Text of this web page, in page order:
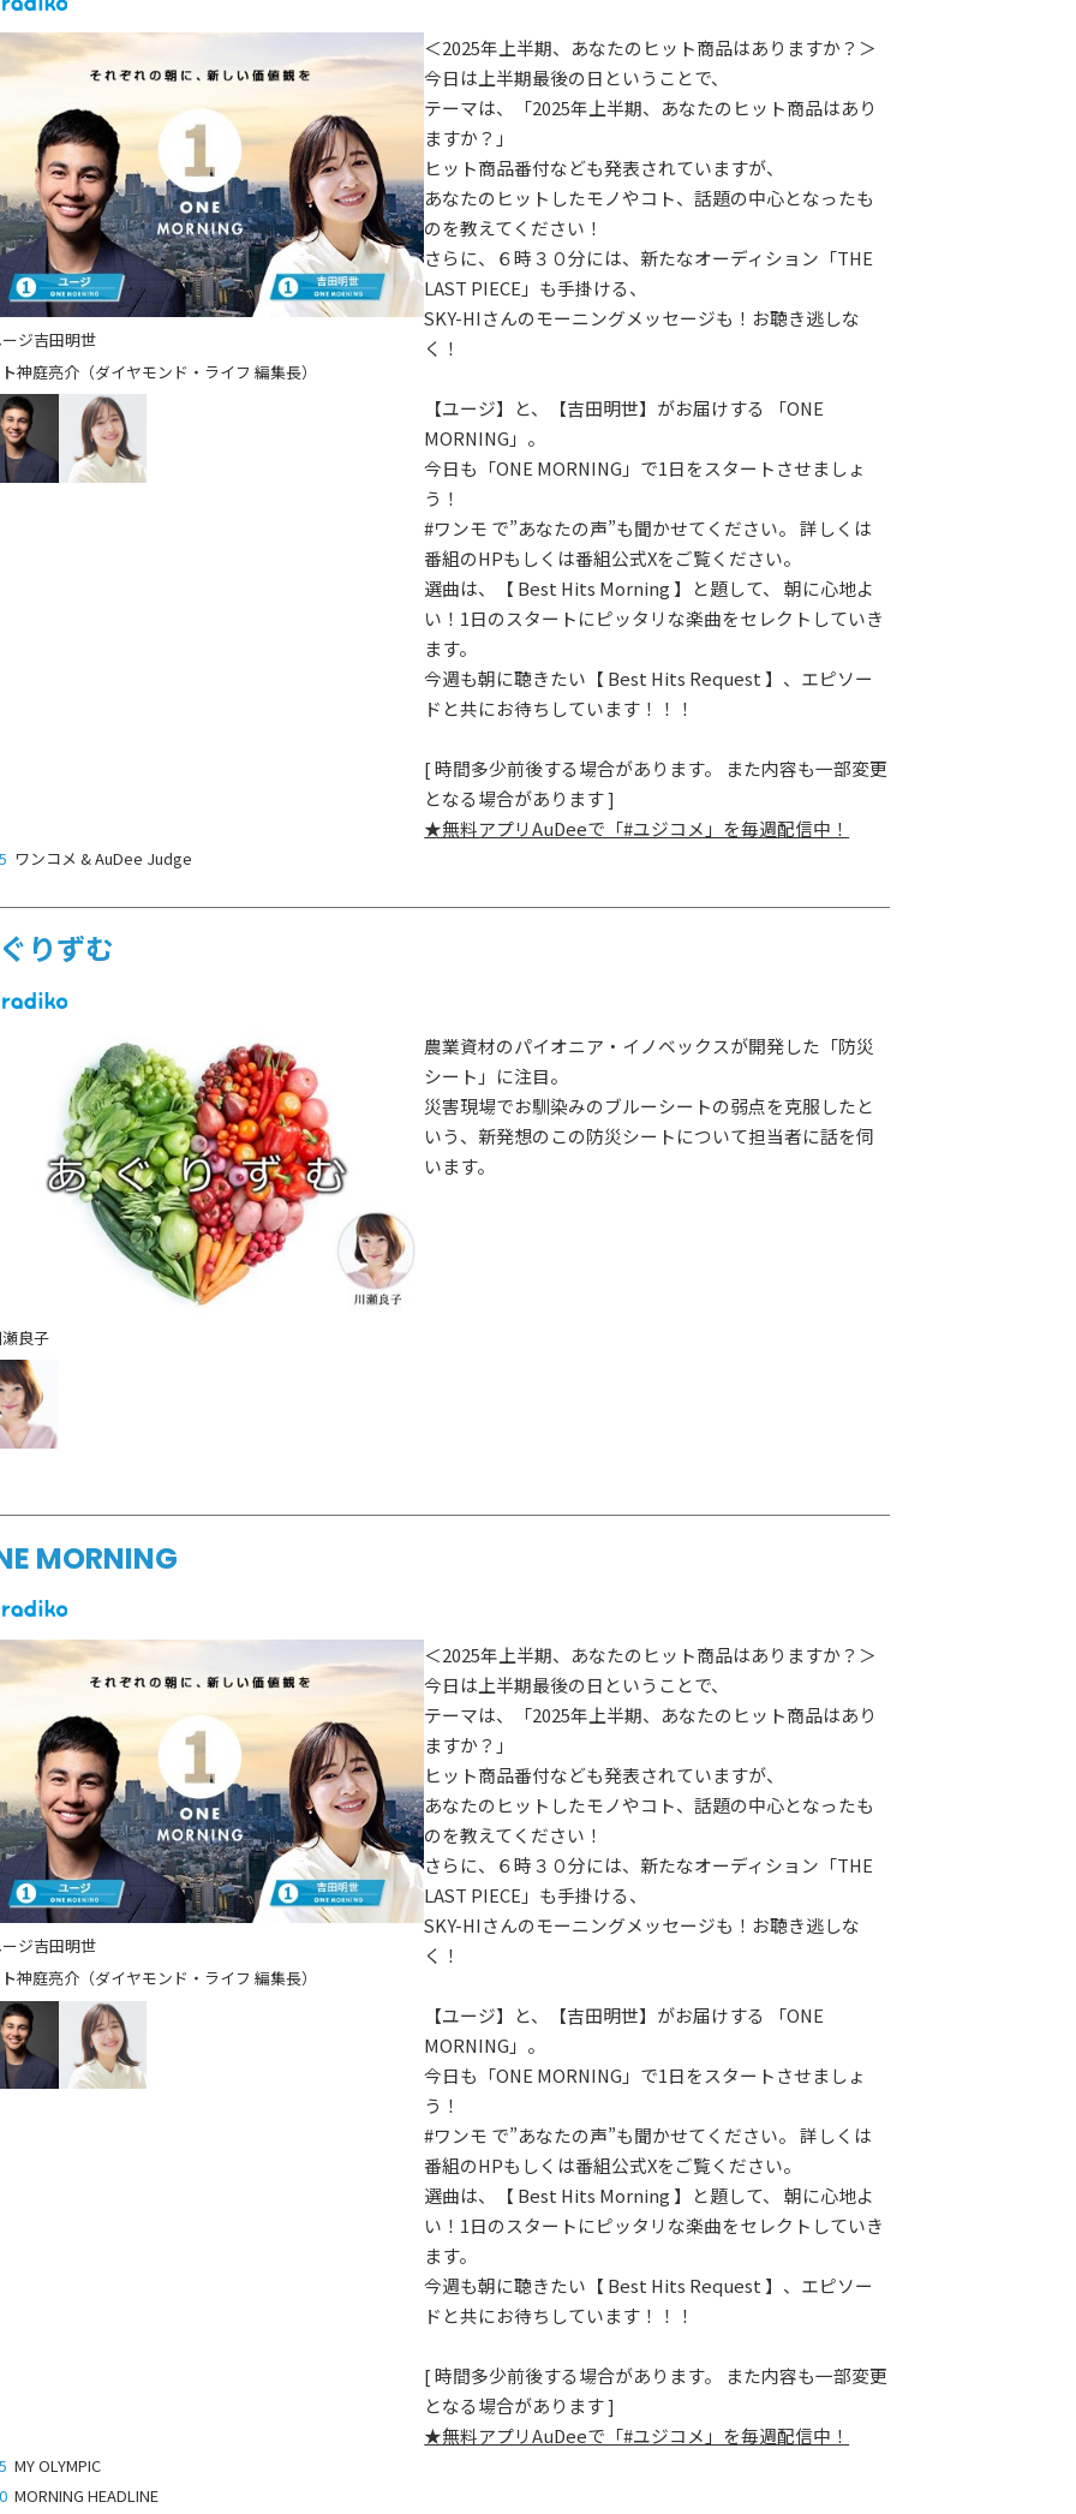
HOT NEWS
GUEST G-Selection
会社概要 ラジオ広告
後援情報
採用情報
アナウンスセミナー
ジ吉田明世
神庭亮介（ダイヤモンド・ライフ 編集長）
＜2025年上半期、あなたのヒット商品はありますか？＞
今日は上半期最後の日ということで、
テーマは、「2025年上半期、あなたのヒット商品はあり
ますか？」
ヒット商品番付なども発表されていますが、
あなたのヒットしたモノやコト、話題の中心となったも
のを教えてください！
さらに、６時３０分には、新たなオーディション「THE
LAST PIECE」も手掛ける、
SKY-HIさんのモーニングメッセージも！お聴き逃しな
く！
【ユージ】と、【吉田明世】がお届けする 「ONE
MORNING」。
今日も「ONE MORNING」で1日をスタートさせましょ
う！
#ワンモ で”あなたの声”も聞かせてください。 詳しくは
番組のHPもしくは番組公式Xをご覧ください。
選曲は、【 Best Hits Morning 】と題して、 朝に心地よ
い！1日のスタートにピッタリな楽曲をセレクトしていき
ます。
今週も朝に聴きたい【 Best Hits Request 】、エピソー
ドと共にお待ちしています！！！
[ 時間多少前後する場合があります。 また内容も一部変更
となる場合があります ]
★無料アプリAuDeeで「#ユジコメ」を毎週配信中！
ワンコメ & AuDee Judge
りずむ
良子
農業資材のパイオニア・イノベックスが開発した「防災
シート」に注目。
災害現場でお馴染みのブルーシートの弱点を克服したと
いう、新発想のこの防災シートについて担当者に話を伺
います。
MORNING
ジ吉田明世
神庭亮介（ダイヤモンド・ライフ 編集長）
＜2025年上半期、あなたのヒット商品はありますか？＞
今日は上半期最後の日ということで、
テーマは、「2025年上半期、あなたのヒット商品はあり
ますか？」
ヒット商品番付なども発表されていますが、
あなたのヒットしたモノやコト、話題の中心となったも
のを教えてください！
さらに、６時３０分には、新たなオーディション「THE
LAST PIECE」も手掛ける、
SKY-HIさんのモーニングメッセージも！お聴き逃しな
く！
【ユージ】と、【吉田明世】がお届けする 「ONE
MORNING」。
今日も「ONE MORNING」で1日をスタートさせましょ
う！
#ワンモ で”あなたの声”も聞かせてください。 詳しくは
番組のHPもしくは番組公式Xをご覧ください。
選曲は、【 Best Hits Morning 】と題して、 朝に心地よ
い！1日のスタートにピッタリな楽曲をセレクトしていき
ます。
今週も朝に聴きたい【 Best Hits Request 】、エピソー
ドと共にお待ちしています！！！
[ 時間多少前後する場合があります。 また内容も一部変更
となる場合があります ]
★無料アプリAuDeeで「#ユジコメ」を毎週配信中！
MY OLYMPIC
MORNING HEADLINE